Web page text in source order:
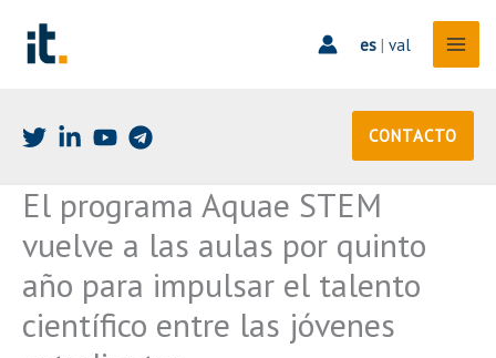
contenido
es| val
CONTACTO
El programa Aquae STEM
vuelve a las aulas por quinto
año para impulsar el talento
científico entre las jóvenes